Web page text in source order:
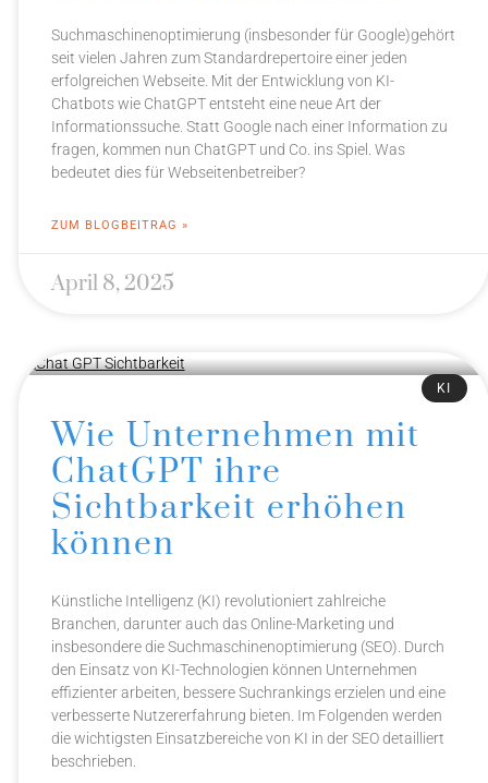
Suchmaschinenoptimierung (insbesonder für Google)gehört
seit vielen Jahren zum Standardrepertoire einer jeden
erfolgreichen Webseite. Mit der Entwicklung von KI-
Chatbots wie ChatGPT entsteht eine neue Art der
Informationssuche. Statt Google nach einer Information zu
fragen, kommen nun ChatGPT und Co. ins Spiel. Was
bedeutet dies für Webseitenbetreiber?
ZUM BLOGBEITRAG »
April 8, 2025
KI
Wie Unternehmen mit
ChatGPT ihre
Sichtbarkeit erhöhen
können
Künstliche Intelligenz (KI) revolutioniert zahlreiche
Branchen, darunter auch das Online-Marketing und
insbesondere die Suchmaschinenoptimierung (SEO). Durch
den Einsatz von KI-Technologien können Unternehmen
effizienter arbeiten, bessere Suchrankings erzielen und eine
verbesserte Nutzererfahrung bieten. Im Folgenden werden
die wichtigsten Einsatzbereiche von KI in der SEO detailliert
beschrieben.